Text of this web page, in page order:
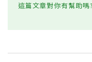
這篇文章對你有幫助嗎?